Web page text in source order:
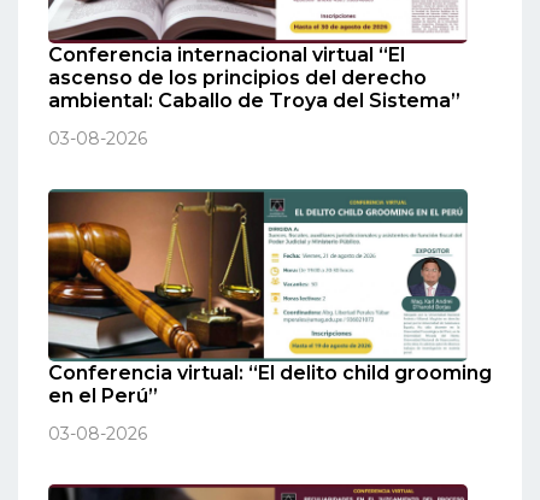
Conferencia internacional virtual “El
ascenso de los principios del derecho
ambiental: Caballo de Troya del Sistema”
03-08-2026
Conferencia virtual: “El delito child grooming
en el Perú”
03-08-2026